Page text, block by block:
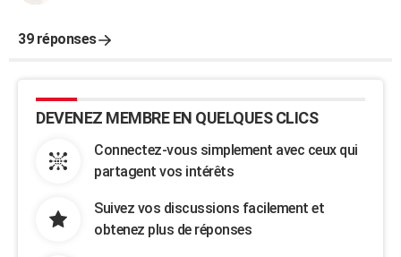
39 réponses
DEVENEZ MEMBRE EN QUELQUES CLICS
Connectez-vous simplement avec ceux qui
partagent vos intérêts
Suivez vos discussions facilement et
obtenez plus de réponses